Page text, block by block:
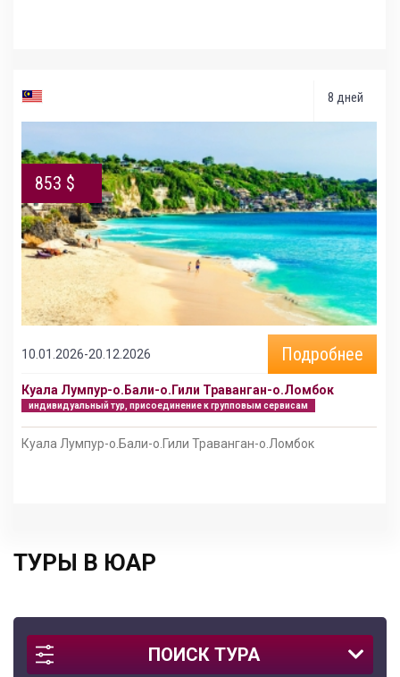
ПОИСК ТУРА
8 дней
853 $
10.01.2026-20.12.2026 Подробнее
Куала Лумпур-о.Бали-о.Гили Траванган-о.Ломбок
индивидуальный тур, присоединение к групповым сервисам
Куала Лумпур-о.Бали-о.Гили Траванган-о.Ломбок
ТУРЫ В ЮАР